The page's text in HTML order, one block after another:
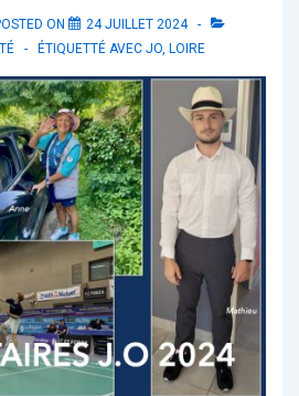
ON
24 JUILLET 2024
ÉTIQUETTÉ AVEC JO, LOIRE